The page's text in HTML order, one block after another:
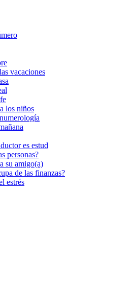
vacaciones
los niños
es estud
personas?
su amigo(a)
de las finanzas?
estrés